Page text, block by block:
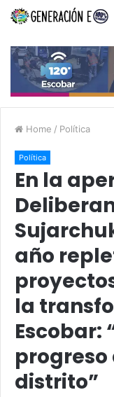
Home / Política
Política
En la
año
la
Escobar:
progreso
distrito”